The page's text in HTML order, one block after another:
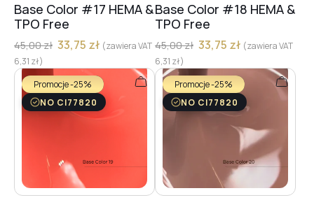
Base Color #17 HEMA &
TPO Free
45,00zł 33,75 zł (zawiera VAT
6,31 zł)
Base Color #18 HEMA &
TPO Free
45,00zł 33,75 zł (zawiera VAT
6,31 zł)
Promocje -25%
NO CI77820
Promocje -25%
NO CI77820